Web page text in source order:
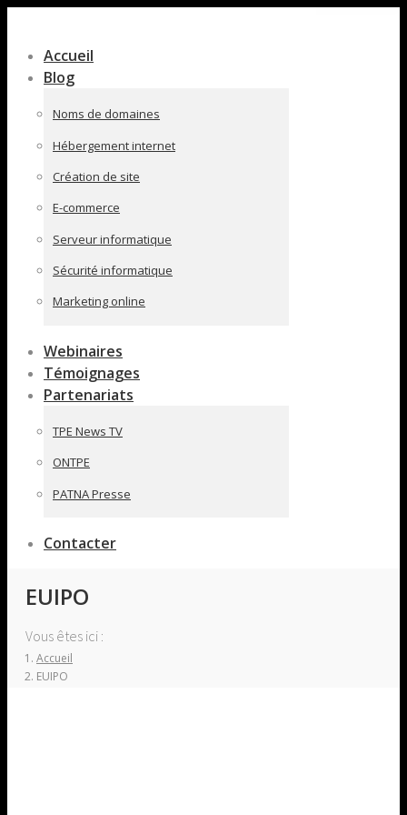
pleine
largeur
Accueil
Blog
Noms de domaines
Hébergement internet
Création de site
E-commerce
Serveur informatique
Sécurité informatique
Marketing online
Webinaires
Témoignages
Partenariats
TPE News TV
ONTPE
PATNA Presse
Contacter
EUIPO
Vous êtes ici :
Accueil
EUIPO